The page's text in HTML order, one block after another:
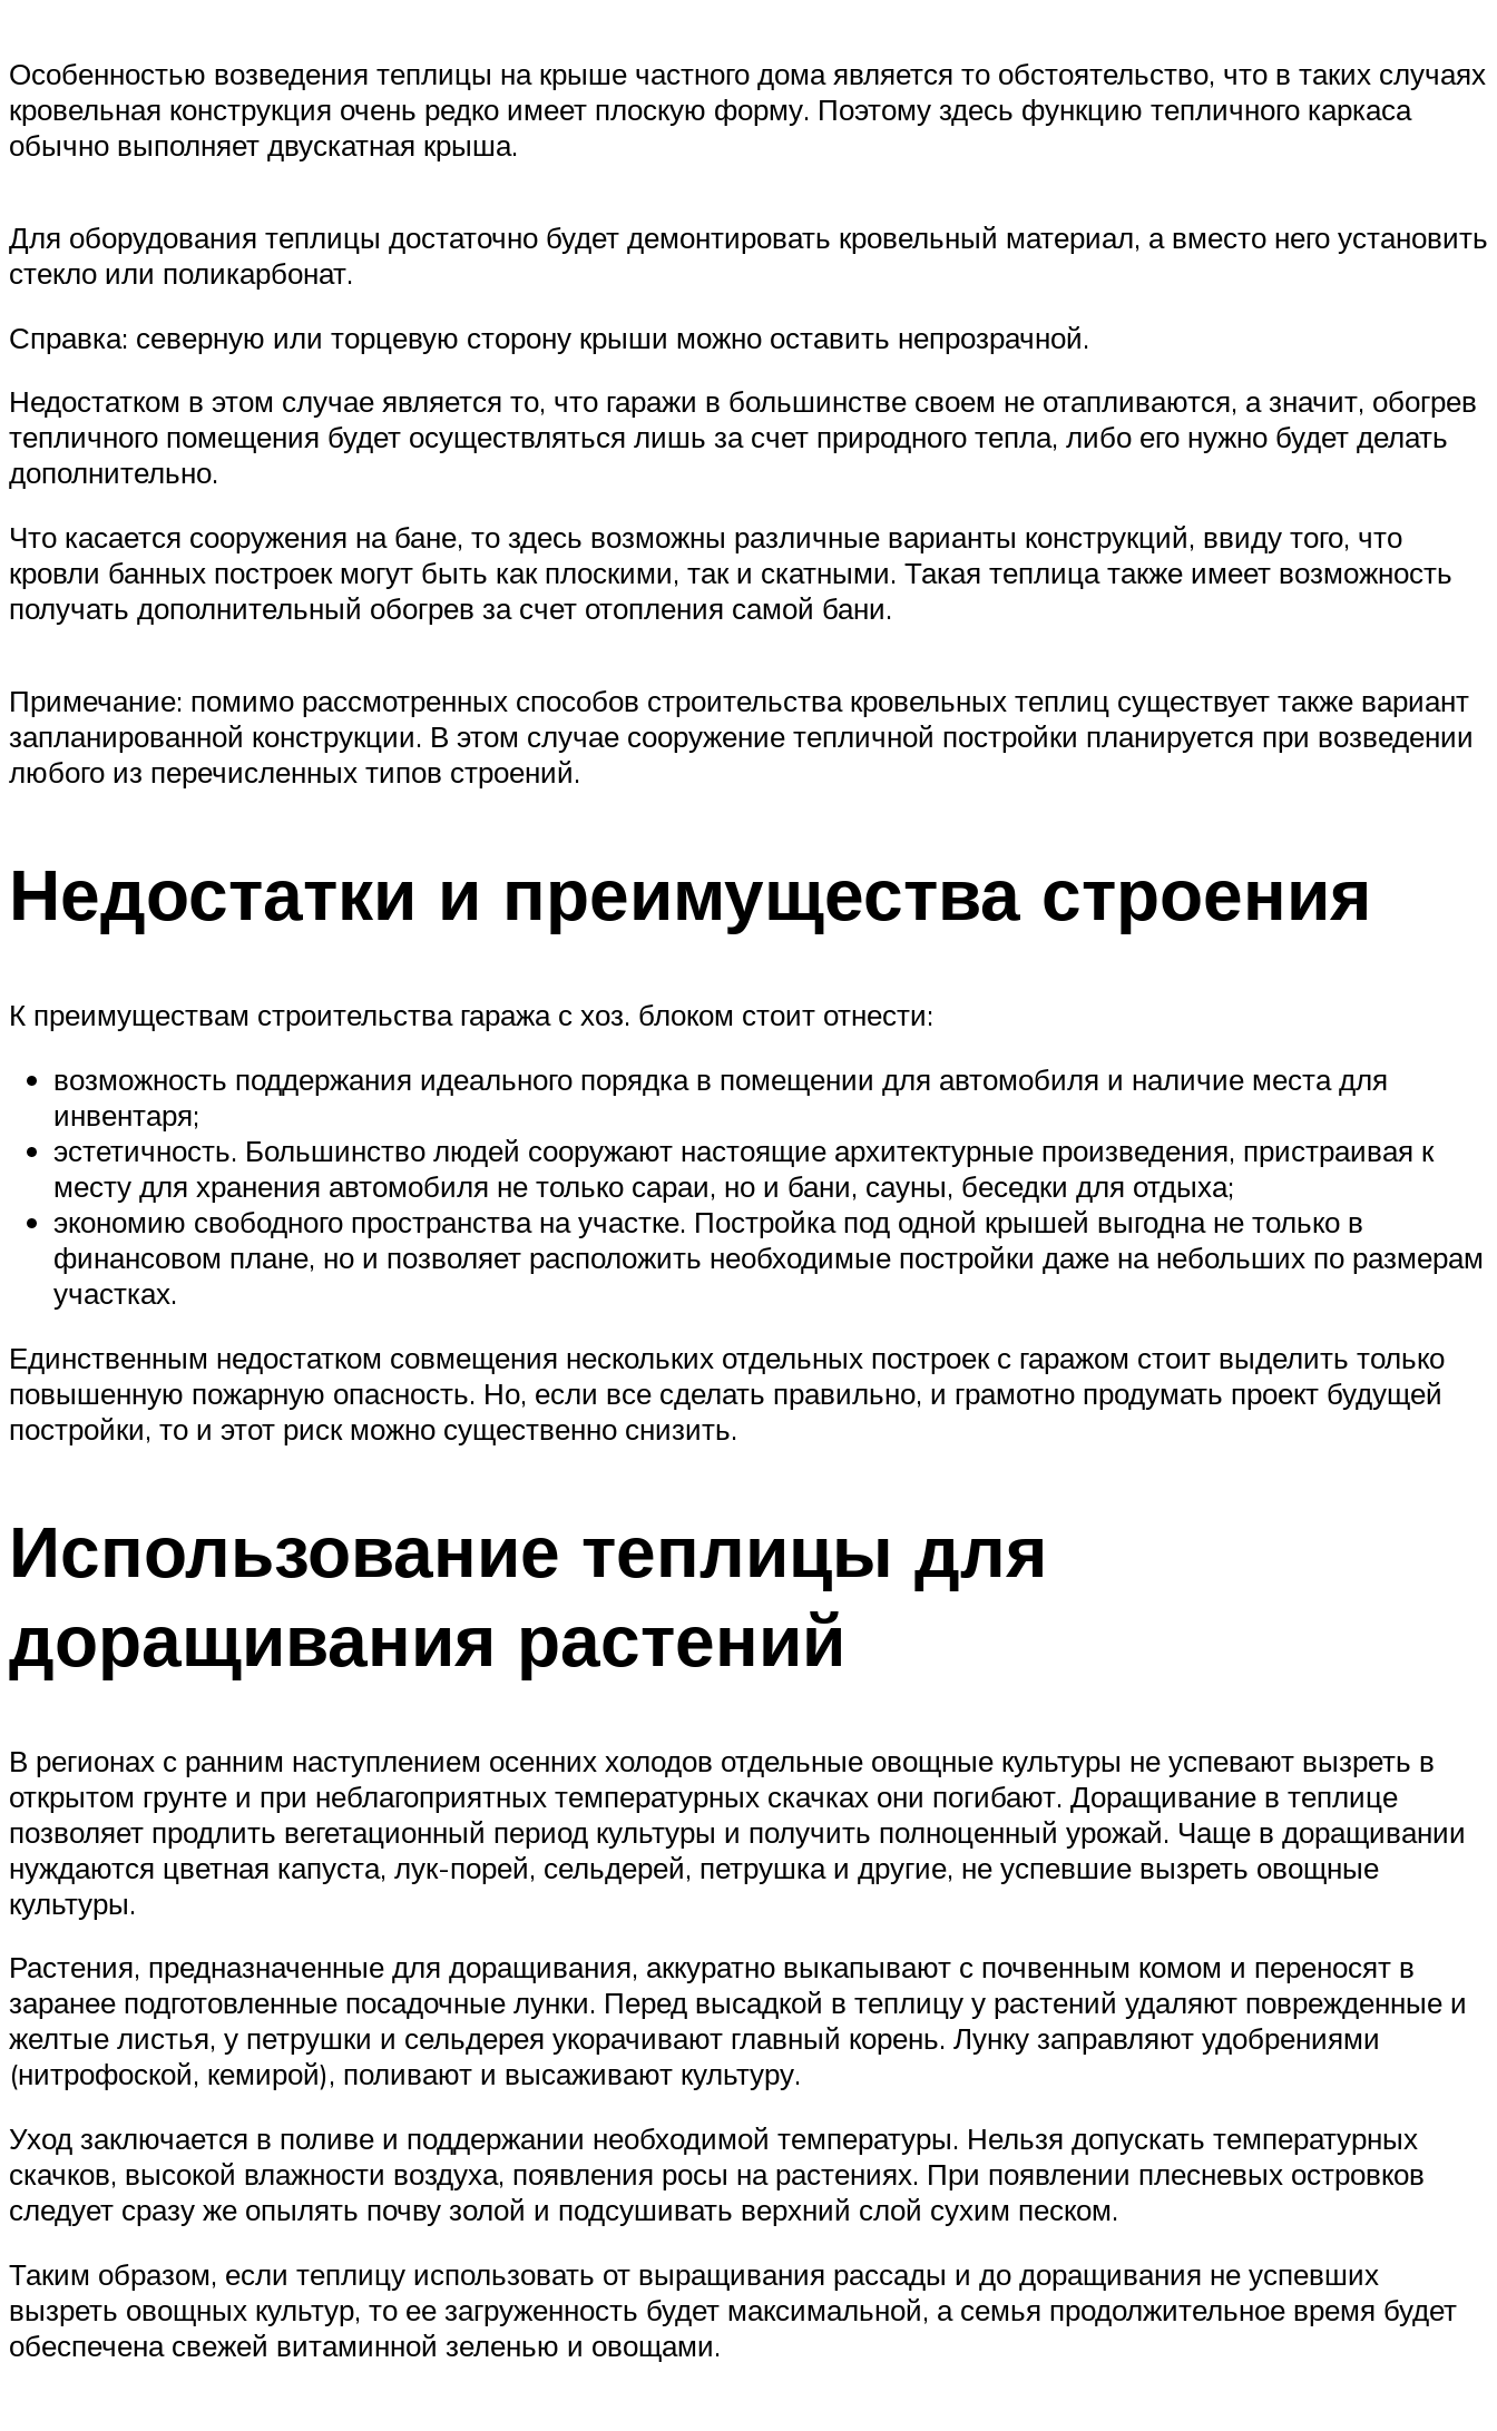
Особенностью возведения теплицы на крыше частного дома является то обстоятельство, что в таких случаях
кровельная конструкция очень редко имеет плоскую форму. Поэтому здесь функцию тепличного каркаса
обычно выполняет двускатная крыша.
Для оборудования теплицы достаточно будет демонтировать кровельный материал, а вместо него установить
стекло или поликарбонат.
Справка: северную или торцевую сторону крыши можно оставить непрозрачной.
Недостатком в этом случае является то, что гаражи в большинстве своем не отапливаются, а значит, обогрев
тепличного помещения будет осуществляться лишь за счет природного тепла, либо его нужно будет делать
дополнительно.
Что касается сооружения на бане, то здесь возможны различные варианты конструкций, ввиду того, что
кровли банных построек могут быть как плоскими, так и скатными. Такая теплица также имеет возможность
получать дополнительный обогрев за счет отопления самой бани.
Примечание: помимо рассмотренных способов строительства кровельных теплиц существует также вариант
запланированной конструкции. В этом случае сооружение тепличной постройки планируется при возведении
любого из перечисленных типов строений.
Недостатки и преимущества строения
К преимуществам строительства гаража с хоз. блоком стоит отнести:
возможность поддержания идеального порядка в помещении для автомобиля и наличие места для
инвентаря;
эстетичность. Большинство людей сооружают настоящие архитектурные произведения, пристраивая к
месту для хранения автомобиля не только сараи, но и бани, сауны, беседки для отдыха;
экономию свободного пространства на участке. Постройка под одной крышей выгодна не только в
финансовом плане, но и позволяет расположить необходимые постройки даже на небольших по размерам
участках.
Единственным недостатком совмещения нескольких отдельных построек с гаражом стоит выделить только
повышенную пожарную опасность. Но, если все сделать правильно, и грамотно продумать проект будущей
постройки, то и этот риск можно существенно снизить.
Использование теплицы для
доращивания растений
В регионах с ранним наступлением осенних холодов отдельные овощные культуры не успевают вызреть в
открытом грунте и при неблагоприятных температурных скачках они погибают. Доращивание в теплице
позволяет продлить вегетационный период культуры и получить полноценный урожай. Чаще в доращивании
нуждаются цветная капуста, лук-порей, сельдерей, петрушка и другие, не успевшие вызреть овощные
культуры.
Растения, предназначенные для доращивания, аккуратно выкапывают с почвенным комом и переносят в
заранее подготовленные посадочные лунки. Перед высадкой в теплицу у растений удаляют поврежденные и
желтые листья, у петрушки и сельдерея укорачивают главный корень. Лунку заправляют удобрениями
(нитрофоской, кемирой), поливают и высаживают культуру.
Уход заключается в поливе и поддержании необходимой температуры. Нельзя допускать температурных
скачков, высокой влажности воздуха, появления росы на растениях. При появлении плесневых островков
следует сразу же опылять почву золой и подсушивать верхний слой сухим песком.
Таким образом, если теплицу использовать от выращивания рассады и до доращивания не успевших
вызреть овощных культур, то ее загруженность будет максимальной, а семья продолжительное время будет
обеспечена свежей витаминной зеленью и овощами.